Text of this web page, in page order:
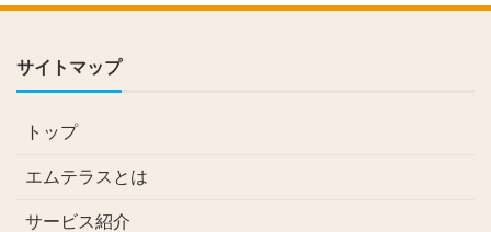
サイトマップ
トップ
エムテラスとは
サービス紹介